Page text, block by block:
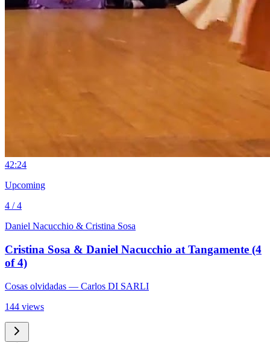
42:24
Upcoming
4 / 4
Daniel Nacucchio & Cristina Sosa
Cristina Sosa & Daniel Nacucchio at Tangamente (4
of 4)
Cosas olvidadas — Carlos DI SARLI
144 views